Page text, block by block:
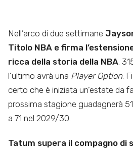
Nell’arco di due settimane
Titolo NBA e firma
ricca della storia della NBA.
l’ultimo avrà una Player Option.
certo che è iniziata un’estate da
prossima stagione guadagnerà
a 71 nel 2029/30.
Tatum supera il compagno di